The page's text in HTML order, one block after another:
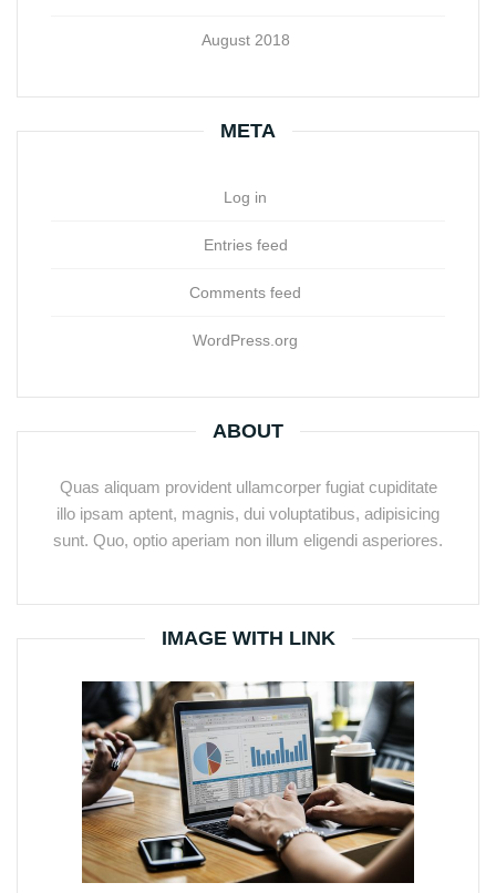
August 2018
META
Log in
Entries feed
Comments feed
WordPress.org
ABOUT
Quas aliquam provident ullamcorper fugiat cupiditate
illo ipsam aptent, magnis, dui voluptatibus, adipisicing
sunt. Quo, optio aperiam non illum eligendi asperiores.
IMAGE WITH LINK